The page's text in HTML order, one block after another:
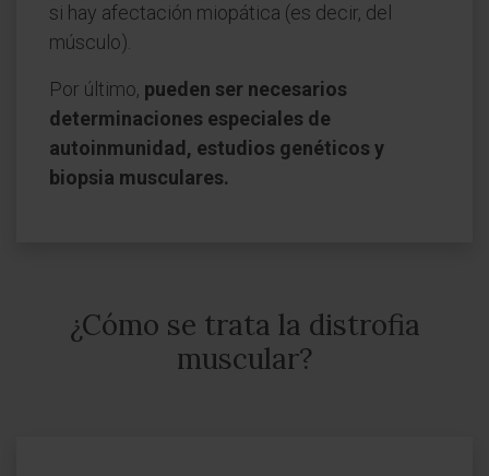
si hay afectación miopática (es decir, del
músculo).
Por último, pueden ser necesarios
determinaciones especiales de
autoinmunidad, estudios genéticos y
biopsia musculares.
¿Cómo se trata la distrofia
muscular?